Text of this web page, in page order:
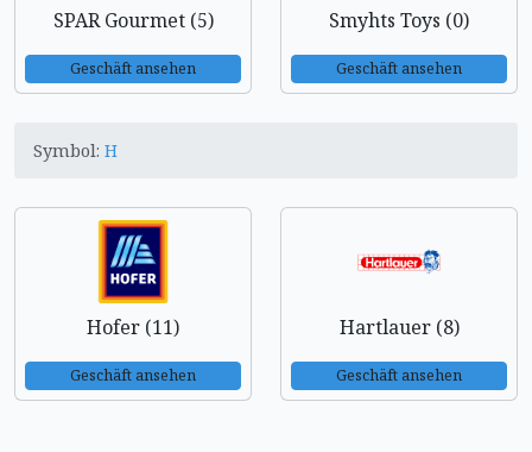
SPAR Gourmet (5)
Geschäft ansehen
Smyhts Toys (0)
Geschäft ansehen
Symbol: H
Hofer (11)
Geschäft ansehen
Hartlauer (8)
Geschäft ansehen